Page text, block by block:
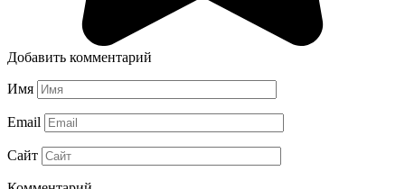
Добавить комментарий
Имя
Email
Сайт